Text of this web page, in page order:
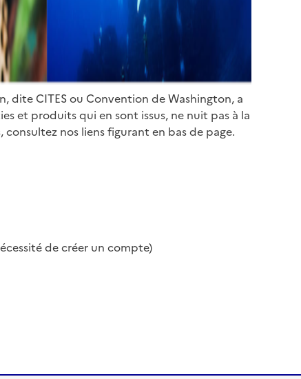
dite CITES ou Convention de Washington, a
et produits qui en sont issus, ne nuit pas à la
nos liens figurant en bas de page.
de créer un compte)